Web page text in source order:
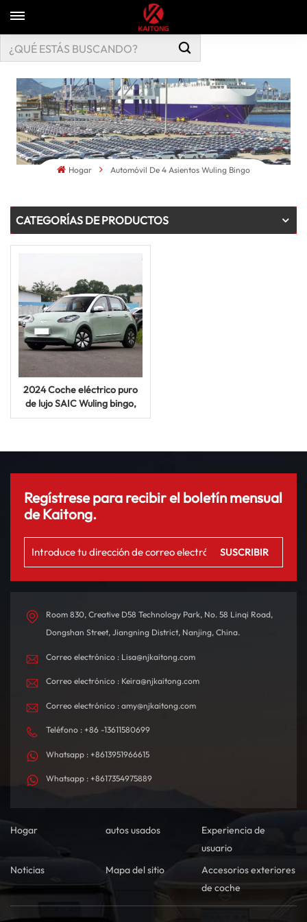
Hogar Automóvil De 4 Asientos Wuling Bingo
CATEGORÍAS DE PRODUCTOS
2024 Coche eléctrico puro
de lujo SAIC Wuling bingo,
vehículo de nueva energía
Regístrese para recibir el boletín mensual
de Kaitong.
Room 830, Creative D58 Technology Park, No. 58 Linqi Road,
Dongshan Street, Jiangning District, Nanjing, China.
Correo electrónico : Lisa@njkaitong.com
Correo electrónico : Keira@njkaitong.com
Correo electrónico : amy@njkaitong.com
Teléfono : +86 -13611580699
Whatsapp : +8613951966615
Whatsapp : +8617354975889
Hogar autos usados
Experiencia de
usuario
Noticias
Mapa del sitio
Accesorios exteriores
de coche